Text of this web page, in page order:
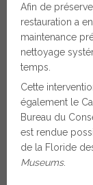
Afin de
restauration a
maintenance
nettoyage
temps.
Cette
également le
Bureau du
est rendue
de la Floride
Museums.